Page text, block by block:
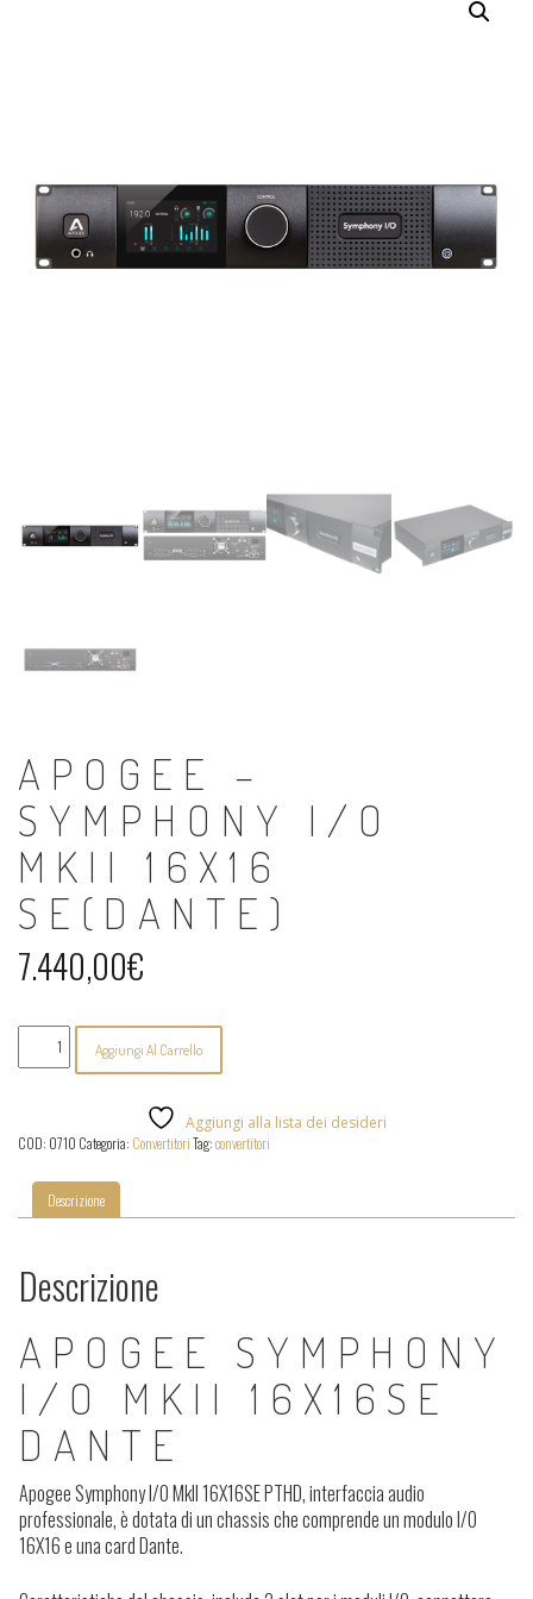
APOGEE –
SYMPHONY I/O
MKII 16X16
SE(DANTE)
7.440,00€
Symphony
16X16
SE(Dante)
Aggiungi Al Carrello
Aggiungi alla lista dei desideri
COD: 0710 Categoria: ConvertitoriTag:convertitori
Descrizione
Descrizione
APOGEE SYMPHONY
I/O MKII 16X16SE
DANTE
Apogee Symphony I/O MkII 16X16SE PTHD, interfaccia audio
professionale, è dotata di un chassis che comprende un modulo I/O
16X16 e una card Dante.